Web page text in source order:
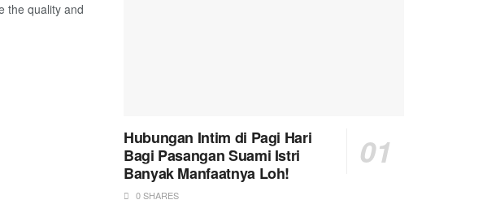
the quality and
Hubungan Intim di Pagi Hari
Bagi Pasangan Suami Istri
Banyak Manfaatnya Loh!
0 SHARES